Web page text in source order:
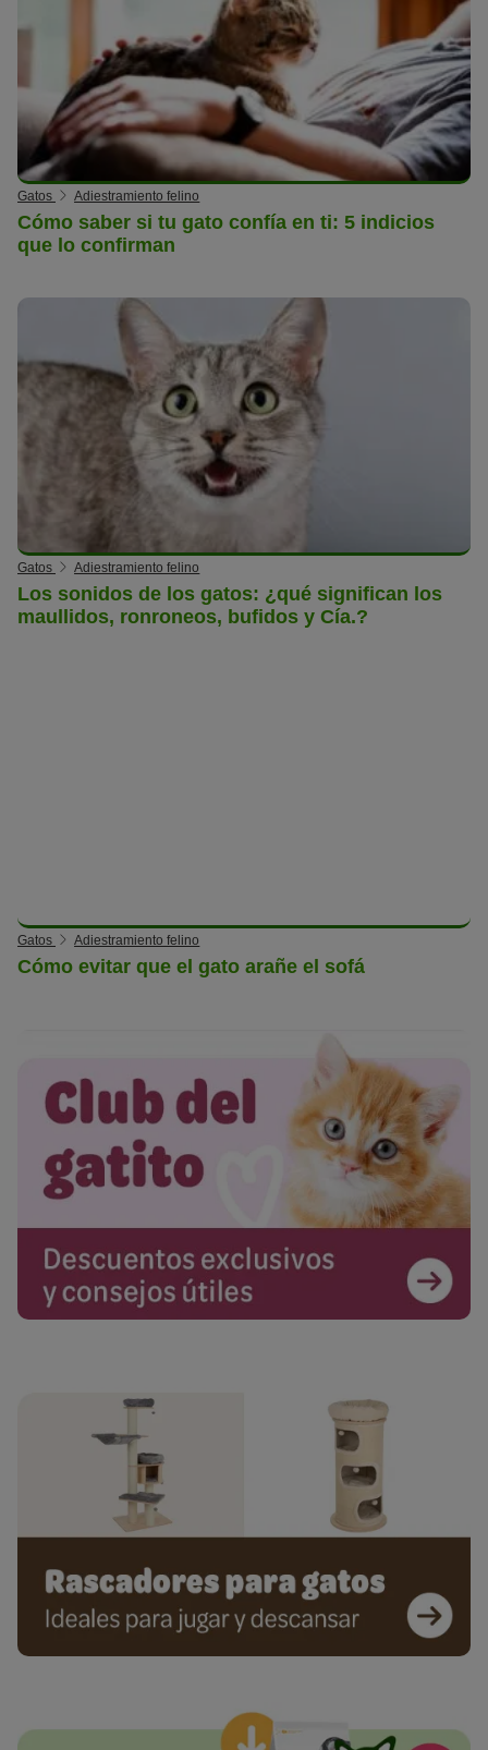
Gatos Adiestramiento felino
Cómo saber si tu gato confía en ti: 5 indicios
que lo confirman
Gatos Adiestramiento felino
Los sonidos de los gatos: ¿qué significan los
maullidos, ronroneos, bufidos y Cía.?
Gatos Adiestramiento felino
Cómo evitar que el gato arañe el sofá